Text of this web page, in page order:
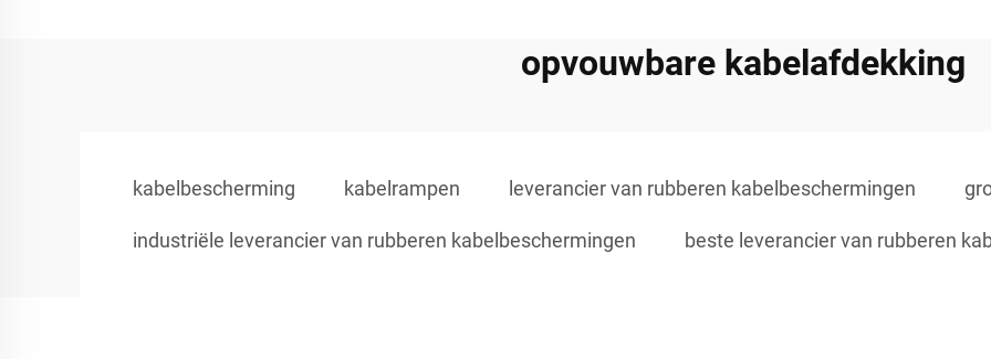
opvouwbare kabelafdekking
kabelbescherming kabelrampen leverancier van rubberen kabelbeschermingen
industriële leverancier van rubberen kabelbeschermingen beste leverancier van rubberen